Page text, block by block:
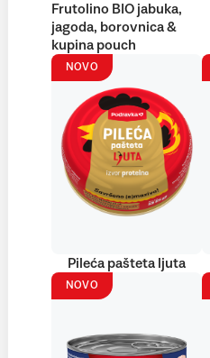
Frutolino BIO jabuka,
jagoda, borovnica &
kupina pouch
NOVO
Pileća pašteta ljuta
NOVO